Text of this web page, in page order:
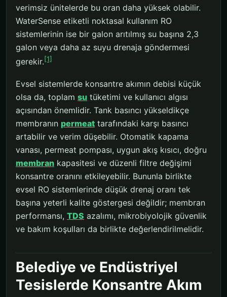
verimsiz ünitelerde bu oran daha yüksek olabilir.
WaterSense etiketli noktasal kullanım RO
sistemlerinin ise bir galon arıtılmış su başına 2,3
galon veya daha az suyu drenaja göndermesi
gerekir.[1]
Evsel sistemlerde konsantre akımın debisi küçük
olsa da, toplam su tüketimi ve kullanıcı algısı
açısından önemlidir. Tank basıncı yükseldikçe
membranın permeat tarafındaki karşı basıncı
artabilir ve verim düşebilir. Otomatik kapama
vanası, permeat pompası, uygun akış kısıcı, doğru
membran kapasitesi ve düzenli filtre değişimi
konsantre oranını etkileyebilir. Bununla birlikte
evsel RO sistemlerinde düşük drenaj oranı tek
başına yeterli kalite göstergesi değildir; membran
performansı, TDS azalımı, mikrobiyolojik güvenlik
ve bakım koşulları da birlikte değerlendirilmelidir.
Belediye ve Endüstriyel
Tesislerde Konsantre Akım